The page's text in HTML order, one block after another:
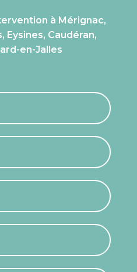
à Mérignac,
Eysines, Caudéran,
en-Jalles